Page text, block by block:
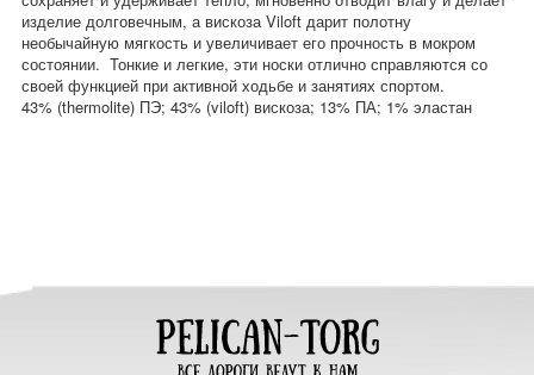
изделие долговечным, а вискоза Viloft дарит полотну
необычайную мягкость и увеличивает его прочность в мокром
состоянии. Тонкие и легкие, эти носки отлично справляются со
своей функцией при активной ходьбе и занятиях спортом.
43% (thermolite) ПЭ; 43% (viloft) вискоза; 13% ПА; 1% эластан